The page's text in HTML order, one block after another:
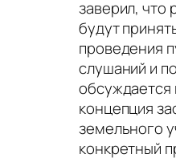
заверил, что
будут
проведения
слушаний и
концепция
земельного
конкретный